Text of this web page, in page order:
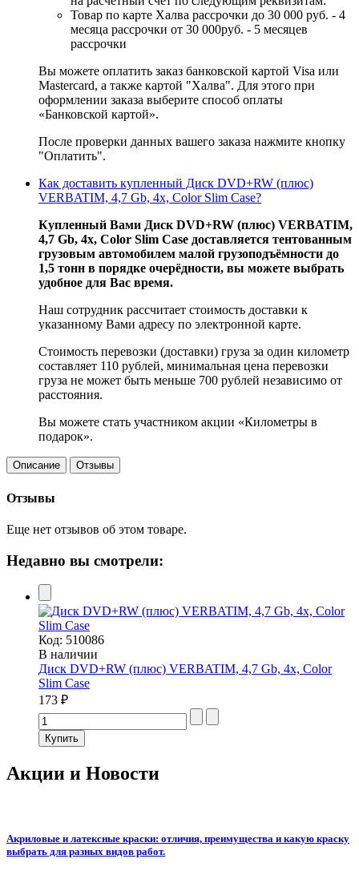
Товар по карте Халва рассрочки до 30 000 руб. - 4
месяца рассрочки от 30 000руб. - 5 месяцев
рассрочки
Вы можете оплатить заказ банковской картой Visa или
Mastercard, а также картой "Халва". Для этого при
оформлении заказа выберите способ оплаты
«Банковской картой».
После проверки данных вашего заказа нажмите кнопку
"Оплатить".
Как доставить купленный Диск DVD+RW (плюс)
VERBATIM, 4,7 Gb, 4x, Color Slim Case?
Купленный Вами Диск DVD+RW (плюс) VERBATIM,
4,7 Gb, 4x, Color Slim Case доставляется тентованным
грузовым автомобилем малой грузоподъёмности до
1,5 тонн в порядке очерёдности, вы можете выбрать
удобное для Вас время.
Наш сотрудник рассчитает стоимость доставки к
указанному Вами адресу по электронной карте.
Стоимость перевозки (доставки) груза за один километр
составляет 110 рублей, минимальная цена перевозки
груза не может быть меньше 700 рублей независимо от
расстояния.
Вы можете стать участником акции «Километры в
подарок».
Описание Отзывы
Отзывы
Еще нет отзывов об этом товаре.
Недавно вы смотрели:
Код: 510086
В наличии
Диск DVD+RW (плюс) VERBATIM, 4,7 Gb, 4x, Color
Slim Case
173 ₽
Акции и Новости
Акриловые и латексные краски: отличия, преимущества и какую краску
выбрать для разных видов работ.